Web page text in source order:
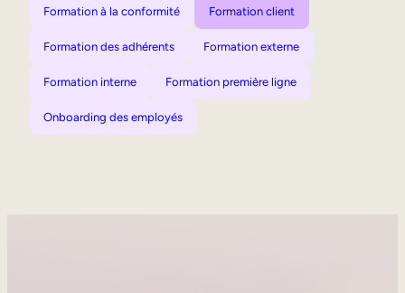
Formation à la conformité Formation client
Formation des adhérents Formation externe
Formation interne Formation première ligne
Onboarding des employés